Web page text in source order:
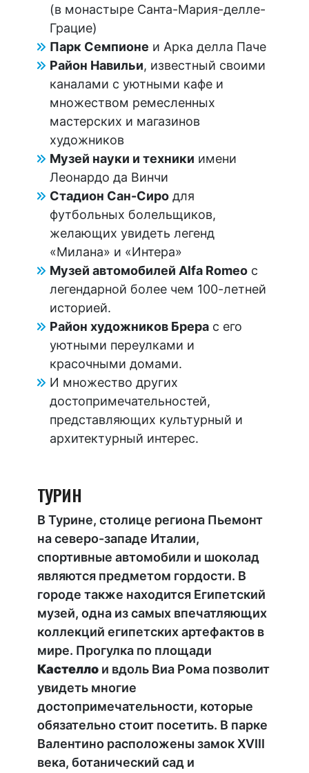
(в монастыре Санта-Мария-делле-
Грацие)
Парк Семпионе и Арка делла Паче
Район Навильи, известный своими
каналами с уютными кафе и
множеством ремесленных
мастерских и магазинов
художников
Музей науки и техники имени
Леонардо да Винчи
Стадион Сан-Сиро для
футбольных болельщиков,
желающих увидеть легенд
«Милана» и «Интера»
Музей автомобилей Alfa Romeo с
легендарной более чем 100-летней
историей.
Район художников Брера с его
уютными переулками и
красочными домами.
И множество других
достопримечательностей,
представляющих культурный и
архитектурный интерес.
ТУРИН
В Турине, столице региона Пьемонт
на северо-западе Италии,
спортивные автомобили и шоколад
являются предметом гордости. В
городе также находится Египетский
музей, одна из самых впечатляющих
коллекций египетских артефактов в
мире. Прогулка по площади
Кастелло и вдоль Виа Рома позволит
увидеть многие
достопримечательности, которые
обязательно стоит посетить. В парке
Валентино расположены замок XVIII
века, ботанический сад и